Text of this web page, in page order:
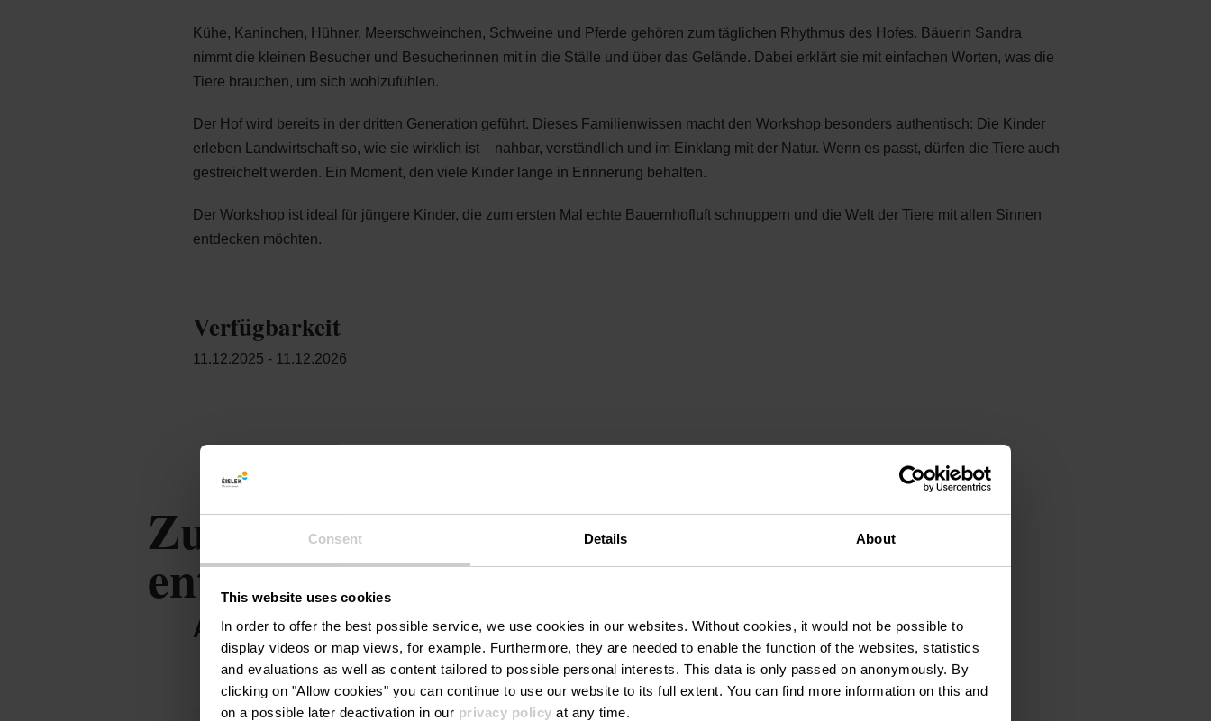
Consent Details About
This website uses cookies
In order to offer the best possible service, we use cookies in our websites. Without cookies, it would not be possible to
display videos or map views, for example. Furthermore, they are needed to enable the function of the websites, statistics
and evaluations as well as content tailored to possible personal interests. This data is only passed on anonymously. By
clicking on "Allow cookies" you can continue to use our website to its full extent. You can find more information on this and
on a possible later deactivation in our privacy policy at any time.
Kühe, Kaninchen, Hühner, Meerschweinchen, Schweine und Pferde gehören zum täglichen Rhythmus des Hofes. Bäuerin Sandra
nimmt die kleinen Besucher und Besucherinnen mit in die Ställe und über das Gelände. Dabei erklärt sie mit einfachen Worten, was die
Tiere brauchen, um sich wohlzufühlen.
Der Hof wird bereits in der dritten Generation geführt. Dieses Familienwissen macht den Workshop besonders authentisch: Die Kinder
erleben Landwirtschaft so, wie sie wirklich ist – nahbar, verständlich und im Einklang mit der Natur. Wenn es passt, dürfen die Tiere auch
gestreichelt werden. Ein Moment, den viele Kinder lange in Erinnerung behalten.
Der Workshop ist ideal für jüngere Kinder, die zum ersten Mal echte Bauernhofluft schnuppern und die Welt der Tiere mit allen Sinnen
entdecken möchten.
Verfügbarkeit
11.12.2025 - 11.12.2026
Zu Besuch auf dem Bauernhof:
entdecken, streicheln, staunen
ANGEBOT VON PARTNER: HANSHAFF